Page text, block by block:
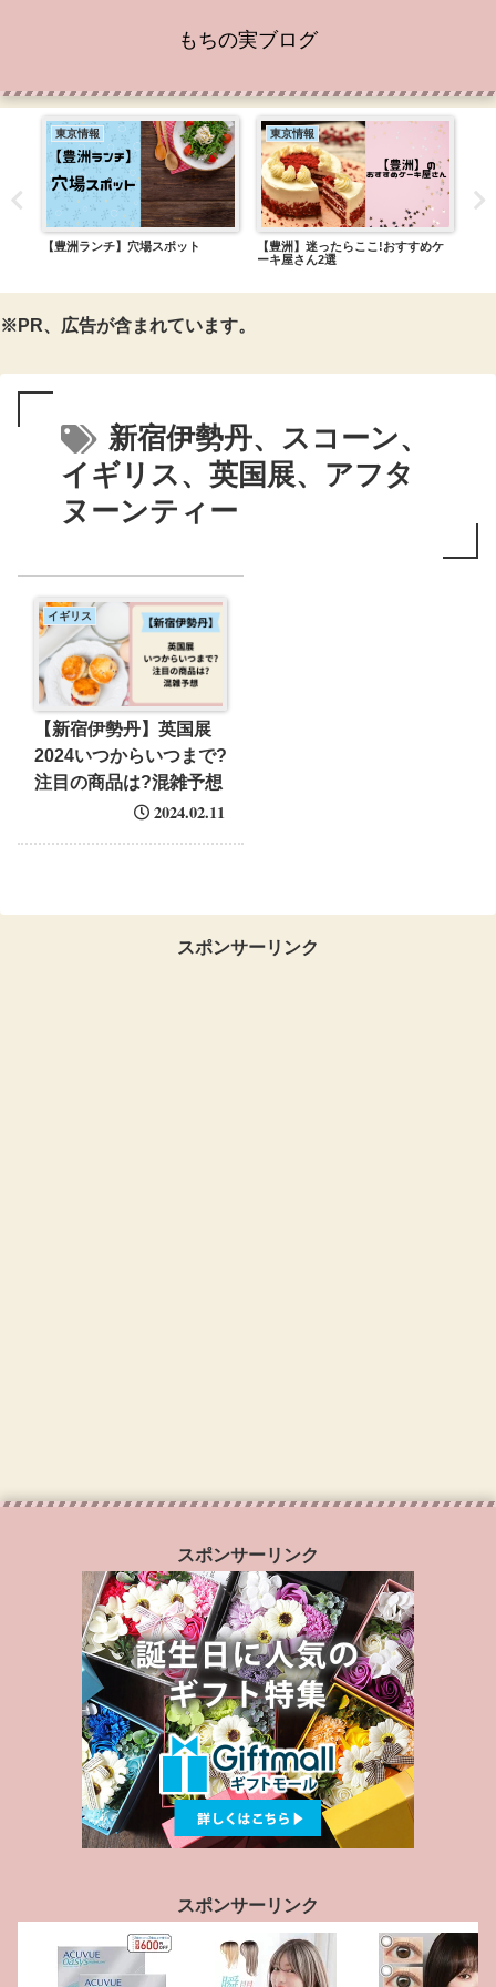
もちの実ブログ
東京情報
【豊洲ランチ】穴場スポット
東京情報
【豊洲】迷ったらここ!おすすめケ
ーキ屋さん2選
※PR、広告が含まれています。
新宿伊勢丹、スコーン、
イギリス、英国展、アフタ
ヌーンティー
イギリス
【新宿伊勢丹】英国展
2024いつからいつまで?
注目の商品は?混雑予想
2024.02.11
スポンサーリンク
スポンサーリンク
スポンサーリンク